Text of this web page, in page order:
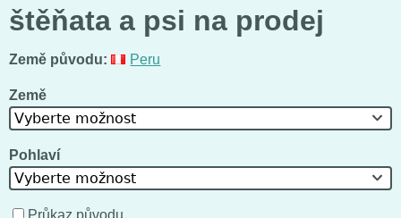
štěňata a psi na prodej
Země původu: Peru
Země
Vyberte možnost
Pohlaví
Vyberte možnost
Průkaz původu